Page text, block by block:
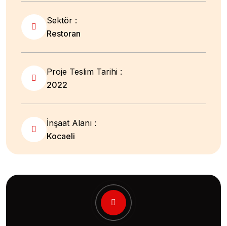
Sektör :
Restoran
Proje Teslim Tarihi :
2022
İnşaat Alanı :
Kocaeli